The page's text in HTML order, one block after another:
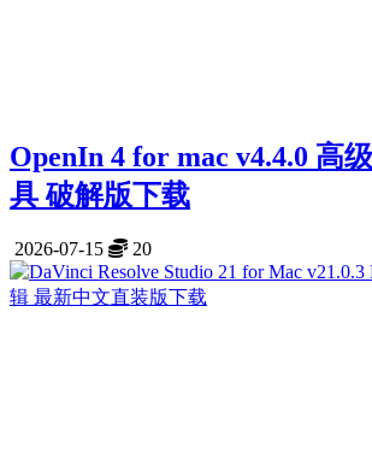
OpenIn 4 for mac v4.4.0 高
具 破解版下载
2026-07-15 20